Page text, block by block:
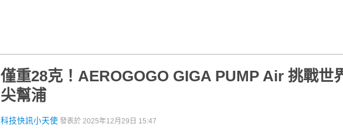
僅重28克！AEROGOGO GIGA PUMP Air 挑戰世
尖幫浦
科技快訊小天使 發表於 2025年12月29日 15:47